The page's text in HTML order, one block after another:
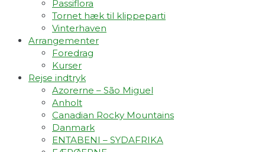
Passiflora
Tornet hæk til klippeparti
Vinterhaven
Arrangementer
Foredrag
Kurser
Rejse indtryk
Azorerne – São Miguel
Anholt
Canadian Rocky Mountains
Danmark
ENTABENI – SYDAFRIKA